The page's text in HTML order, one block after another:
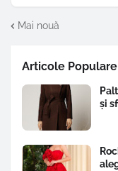
Mai nouă
Articole Populare
și